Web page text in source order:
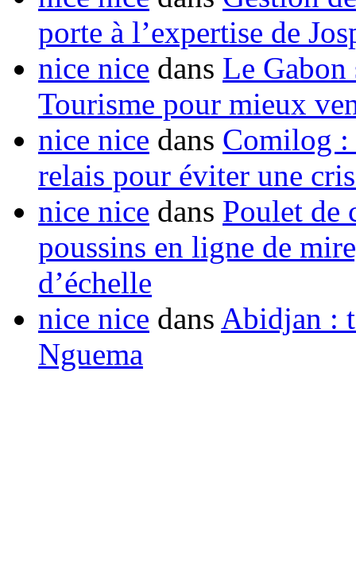
porte à l’expertise de
nice nice dans Le Gabon
Tourisme pour mieux
nice nice dans Comilog :
relais pour éviter une
nice nice dans Poulet de
poussins en ligne de
d’échelle
nice nice dans Abidjan :
Nguema